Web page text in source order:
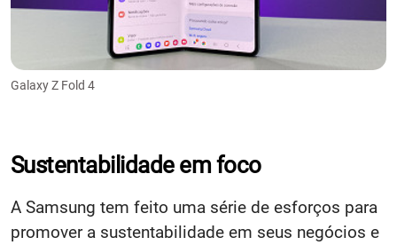
Galaxy Z Fold 4
Sustentabilidade em foco
A Samsung tem feito uma série de esforços para
promover a sustentabilidade em seus negócios e